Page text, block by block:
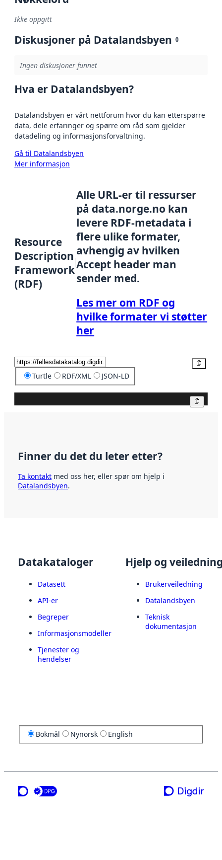
Ikke oppgitt
Diskusjoner på Datalandsbyen 0
Ingen diskusjoner funnet
Hva er Datalandsbyen?
Datalandsbyen er vårt nettforum hvor du kan etterspørre
data, dele erfaringer og spørre om råd som gjelder
datadeling og informasjonsforvaltning.
Gå til Datalandsbyen
Mer informasjon
Resource
Description
Framework
(RDF)
Alle URL-er til ressurser
på data.norge.no kan
levere RDF-metadata i
flere ulike formater,
avhengig av hvilken
Accept header man
sender med.
Les mer om RDF og
hvilke formater vi støtter
her
Turtle RDF/XML JSON-LD
Finner du det du leter etter?
Ta kontakt med oss her, eller spør om hjelp i
Datalandsbyen.
Datakataloger
Datasett
API-er
Begreper
Informasjonsmodeller
Tjenester og
hendelser
Hjelp og
Brukerveiledning
Datalandsbyen
Teknisk
dokumentasjon
Bokmål Nynorsk English